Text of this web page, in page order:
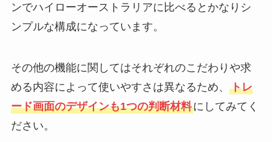
ンでハイローオーストラリアに比べるとかなりシ
ンプルな構成になっています。
その他の機能に関してはそれぞれのこだわりや求
める内容によって使いやすさは異なるため、 トレ
ード画面のデザインも1つの判断材料にしてみてく
ださい。